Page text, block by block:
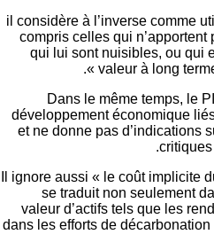
- il considère à l’inverse
compris celles qui
qui lui sont nuisibles, ou
valeur à long
Dans le même
développement
et ne donne pas
Il ignore aussi « le coût
se traduit non
valeur d’actifs tels que
dans les efforts de